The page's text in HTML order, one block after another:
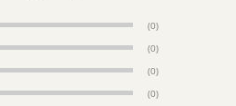
(0)
(0)
(0)
(0)